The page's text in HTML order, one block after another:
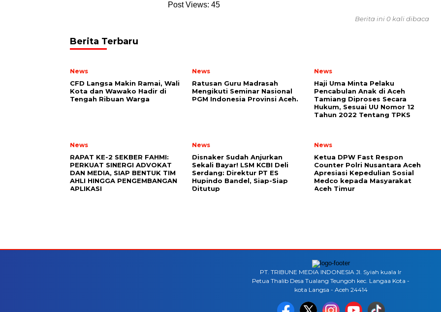
Post Views: 45
Berita ini 0 kali dibaca
Berita Terbaru
News
CFD Langsa Makin Ramai, Wali
Kota dan Wawako Hadir di
Tengah Ribuan Warga
News
Ratusan Guru Madrasah
Mengikuti Seminar Nasional
PGM Indonesia Provinsi Aceh.
News
Haji Uma Minta Pelaku
Pencabulan Anak di Aceh
Tamiang Diproses Secara
Hukum, Sesuai UU Nomor 12
Tahun 2022 Tentang TPKS
News
RAPAT KE-2 SEKBER FAHMI:
PERKUAT SINERGI ADVOKAT
DAN MEDIA, SIAP BENTUK TIM
AHLI HINGGA PENGEMBANGAN
APLIKASI
News
Disnaker Sudah Anjurkan
Sekali Bayar! LSM KCBI Deli
Serdang: Direktur PT ES
Hupindo Bandel, Siap-Siap
Ditutup
News
Ketua DPW Fast Respon
Counter Polri Nusantara Aceh
Apresiasi Kepedulian Sosial
Medco kepada Masyarakat
Aceh Timur
PT. TRIBUNE MEDIA INDONESIA Jl. Syiah kuala lr
Petua Thalib Desa Tualang Teungoh kec. Langaa Kota -
kota Langsa - Aceh 24414